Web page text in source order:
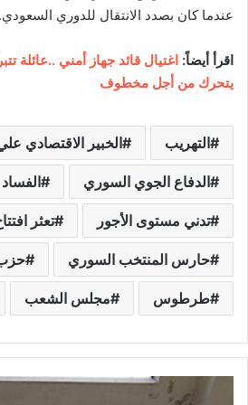
عندما كان بصدد الانتقال للدوري السعودي.
اقرأ أيضاً: اغتيال قائد جهاز أمني ..عائلة
يتحرك من أجل مخطوف
التهريب الخبير الاقتصادي
الدفاع الجوي السوري الفساد
تدني مستوى الأجور تعثر
حارس المنتخب السوري
طرطوس مجلس الشعب